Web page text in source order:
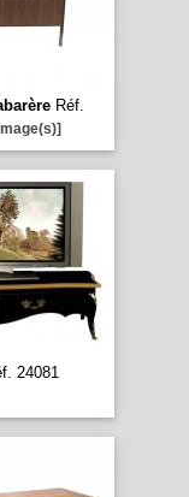
Réf.
24081